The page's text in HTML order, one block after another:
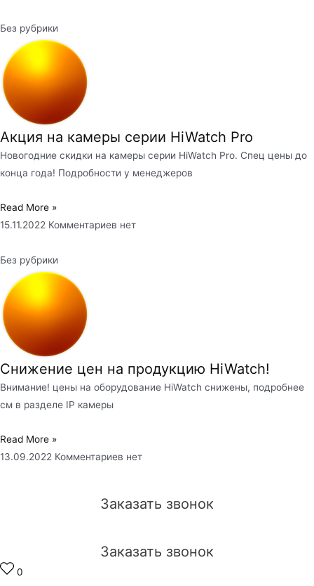
Без рубрики
Акция на камеры серии HiWatch Pro
Новогодние скидки на камеры серии HiWatch Pro. Спец цены до
конца года! Подробности у менеджеров
Read More »
15.11.2022 Комментариев нет
Без рубрики
Снижение цен на продукцию HiWatch!
Внимание! цены на оборудование HiWatch снижены, подробнее
см в разделе IP камеры
Read More »
13.09.2022 Комментариев нет
Заказать звонок
Заказать звонок
0